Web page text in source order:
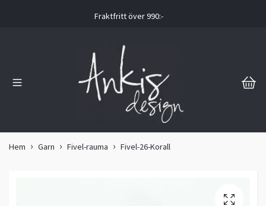
Fraktfritt över 990:-
Hem Garn Fivel-rauma Fivel-26-Korall